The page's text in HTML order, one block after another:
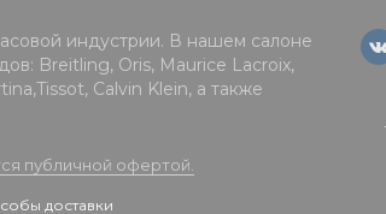
индустрии. В нашем салоне
Breitling, Oris, Maurice Lacroix,
Calvin Klein, а также
публичной офертой.
доставки